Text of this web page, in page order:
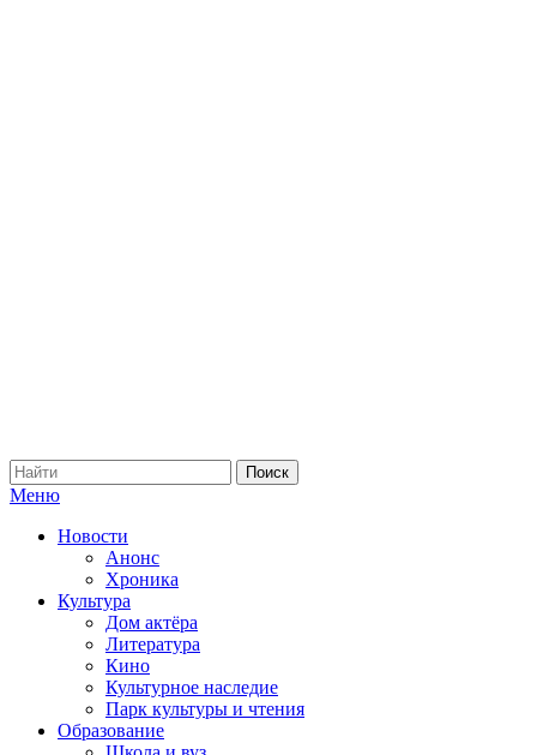
Меню
Новости
Анонс
Хроника
Культура
Дом актёра
Литература
Кино
Культурное наследие
Парк культуры и чтения
Образование